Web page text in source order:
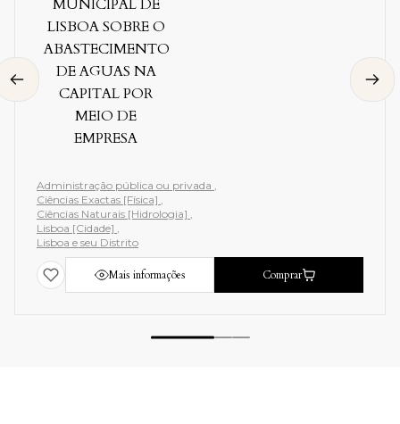
Administração pública ou privada
Ciências Exactas [Física]
Ciências Naturais [Hidrologia]
Lisboa [Cidade]
Lisboa e seu Distrito
Mais informações Comprar